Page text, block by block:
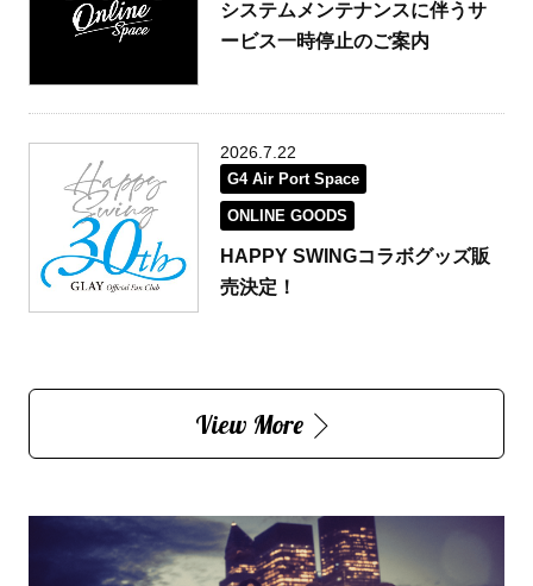
システムメンテナンスに伴うサ
ービス一時停止のご案内
2026.7.22
G4 Air Port Space
ONLINE GOODS
HAPPY SWINGコラボグッズ販
売決定！
View More